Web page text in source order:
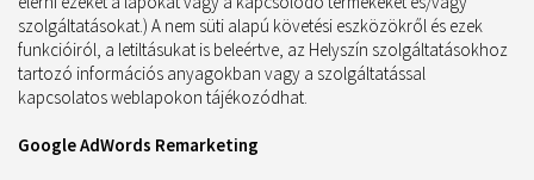
szolgáltatásokat.) A nem süti alapú követési eszközökről és ezek
funkcióiról, a letiltásukat is beleértve, az Helyszín szolgáltatásokhoz
tartozó információs anyagokban vagy a szolgáltatással
kapcsolatos weblapokon tájékozódhat.
Google AdWords Remarketing